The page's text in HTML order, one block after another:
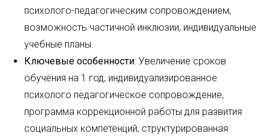
психолого-педагогическим сопровождением,
возможность частичной инклюзии, индивидуальные
учебные планы.
Ключевые особенности: Увеличение сроков
обучения на 1 год, индивидуализированное
психолого педагогическое сопровождение,
программа коррекционной работы для развития
социальных компетенций, структурированная